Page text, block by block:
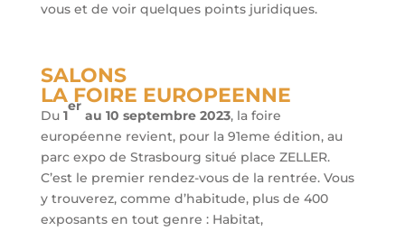
vous et de voir quelques points juridiques.
SALONS
LA FOIRE EUROPEENNE
Du1
er
au 10 septembre 2023, la foire
européenne revient, pour la 91eme édition, au
parc expo de Strasbourg situé place ZELLER.
C’est le premier rendez-vous de la rentrée. Vous
y trouverez, comme d’habitude, plus de 400
exposants en tout genre : Habitat,